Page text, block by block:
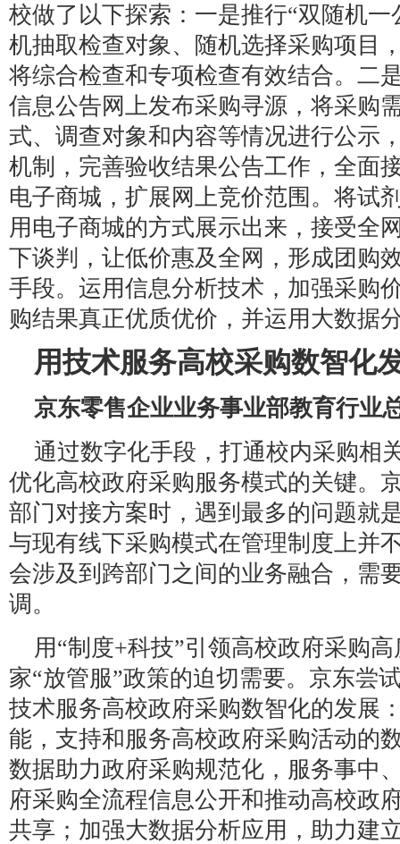
校做了以下探索：一是推行“双随机
机抽取检查对象、随机选择采购项目
将综合检查和专项检查有效结合。二
信息公告网上发布采购寻源，将采购
式、调查对象和内容等情况进行公示
机制，完善验收结果公告工作，全面
电子商城，扩展网上竞价范围。将试
用电子商城的方式展示出来，接受全
下谈判，让低价惠及全网，形成团购
手段。运用信息分析技术，加强采购
购结果真正优质优价，并运用大数据
用技术服务高校采购数智化
京东零售企业业务事业部教育行业
通过数字化手段，打通校内采购相
优化高校政府采购服务模式的关键。
部门对接方案时，遇到最多的问题就
与现有线下采购模式在管理制度上并
会涉及到跨部门之间的业务融合，需
调。
用“制度+科技”引领高校政府采购
家“放管服”政策的迫切需要。京东尝
技术服务高校政府采购数智化的发展
能，支持和服务高校政府采购活动的
数据助力政府采购规范化，服务事中
府采购全流程信息公开和推动高校政
共享；加强大数据分析应用，助力建